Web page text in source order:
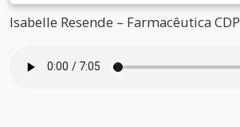
Isabelle Resende – Farmacêutica CDP